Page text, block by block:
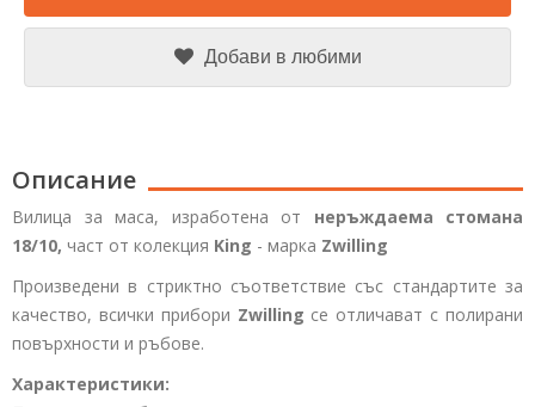
Добави в любими
Описание
Вилица за маса, изработена от неръждаема стомана
18/10, част от колекция King - марка Zwilling
Произведени в стриктно съответствие със стандартите за
качество, всички прибори Zwilling се отличават с полирани
повърхности и ръбове.
Характеристики: